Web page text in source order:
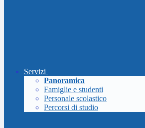
Servizi
Panoramica
Famiglie e studenti
Personale scolastico
Percorsi di studio